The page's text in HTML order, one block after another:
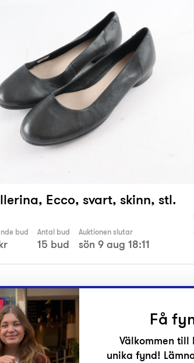
Ecco, svart, skinn, stl.
bud Antal bud
15 bud
Auktionen slutar
sön 9 aug 18:11
Få
Välkommen
unika fynd!